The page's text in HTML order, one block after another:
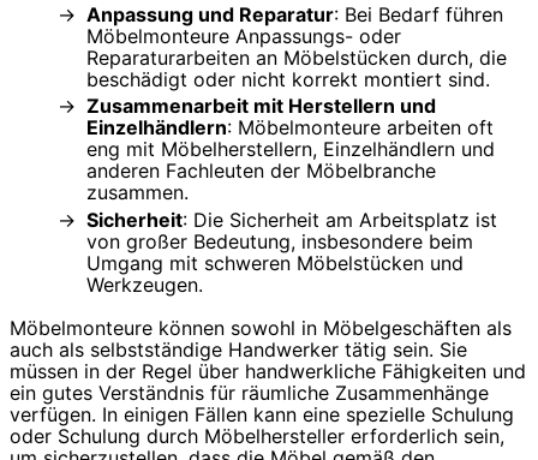
Anpassung und Reparatur: Bei Bedarf führen
Möbelmonteure Anpassungs- oder
Reparaturarbeiten an Möbelstücken durch, die
beschädigt oder nicht korrekt montiert sind.
Zusammenarbeit mit Herstellern und
Einzelhändlern: Möbelmonteure arbeiten oft
eng mit Möbelherstellern, Einzelhändlern und
anderen Fachleuten der Möbelbranche
zusammen.
Sicherheit: Die Sicherheit am Arbeitsplatz ist
von großer Bedeutung, insbesondere beim
Umgang mit schweren Möbelstücken und
Werkzeugen.
Möbelmonteure können sowohl in Möbelgeschäften als
auch als selbstständige Handwerker tätig sein. Sie
müssen in der Regel über handwerkliche Fähigkeiten und
ein gutes Verständnis für räumliche Zusammenhänge
verfügen. In einigen Fällen kann eine spezielle Schulung
oder Schulung durch Möbelhersteller erforderlich sein,